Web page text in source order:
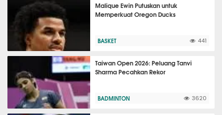
Malique Ewin Putuskan untuk
Memperkuat Oregon Ducks
BASKET 441
Taiwan Open 2026: Peluang Tanvi
Sharma Pecahkan Rekor
BADMINTON 3620